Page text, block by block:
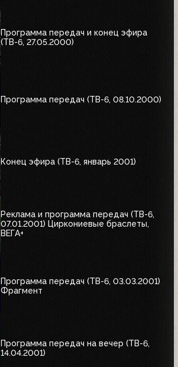
Программа передач и конец эфира
(ТВ-6, 27.05.2000)
Программа передач (ТВ-6, 08.10.2000)
Конец эфира (ТВ-6, январь 2001)
Реклама и программа передач (ТВ-6,
07.01.2001) Циркониевые браслеты,
ВЕГА+
Программа передач (ТВ-6, 03.03.2001)
Фрагмент
Программа передач на вечер (ТВ-6,
14.04.2001)